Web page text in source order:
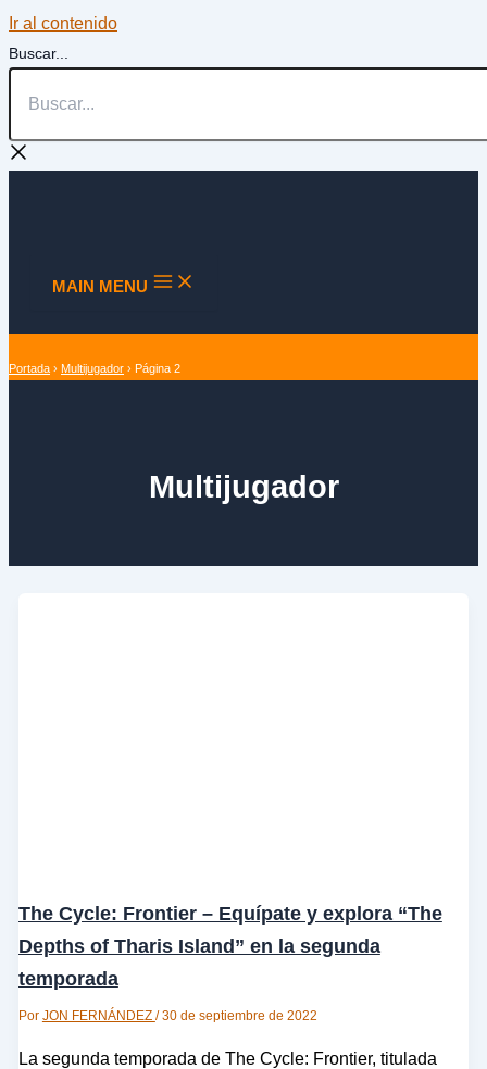
Ir al contenido
Buscar...
MAIN MENU
Portada › Multijugador › Página 2
Multijugador
The Cycle: Frontier – Equípate y explora “The
Depths of Tharis Island” en la segunda
temporada
Por JON FERNÁNDEZ /30 de septiembre de 2022
La segunda temporada de The Cycle: Frontier, titulada